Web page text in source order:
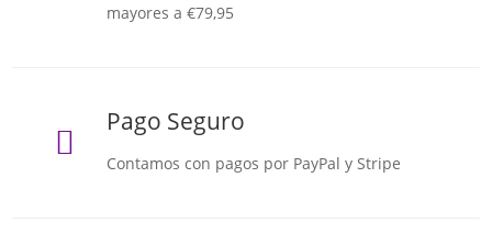
mayores a €79,95

Pago Seguro
Contamos con pagos por PayPal y Stripe